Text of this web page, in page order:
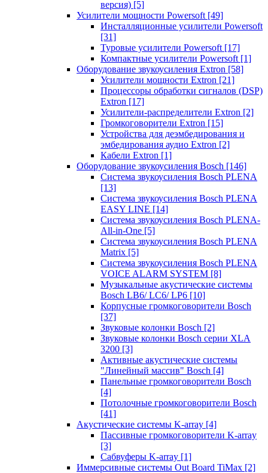
версия) [5]
Усилители мощности Powersoft [49]
Инсталляционные усилители Powersoft
[31]
Туровые усилители Powersoft [17]
Компактные усилители Powersoft [1]
Оборудование звукоусиления Extron [58]
Усилители мощности Extron [21]
Процессоры обработки сигналов (DSP)
Extron [17]
Усилители-распределители Extron [2]
Громкоговорители Extron [15]
Устройства для деэмбедирования и
эмбедирования аудио Extron [2]
Кабели Extron [1]
Оборудование звукоусиления Bosch [146]
Система звукоусиления Bosch PLENA
[13]
Система звукоусиления Bosch PLENA
EASY LINE [14]
Система звукоусиления Bosch PLENA-
All-in-One [5]
Система звукоусиления Bosch PLENA
Matrix [5]
Система звукоусиления Bosch PLENA
VOICE ALARM SYSTEM [8]
Музыкальные акустические системы
Bosch LB6/ LC6/ LP6 [10]
Корпусные громкоговорители Bosch
[37]
Звуковые колонки Bosch [2]
Звуковые колонки Bosch серии XLA
3200 [3]
Активные акустические системы
"Линейный массив" Bosch [4]
Панельные громкоговорители Bosch
[4]
Потолочные громкоговорители Bosch
[41]
Акустические системы K-array [4]
Пассивные громкоговорители K-array
[3]
Сабвуферы K-array [1]
Иммерсивные системы Out Board TiMax [2]